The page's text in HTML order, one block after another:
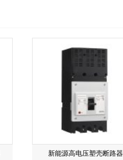
新能源高电压塑壳断路器